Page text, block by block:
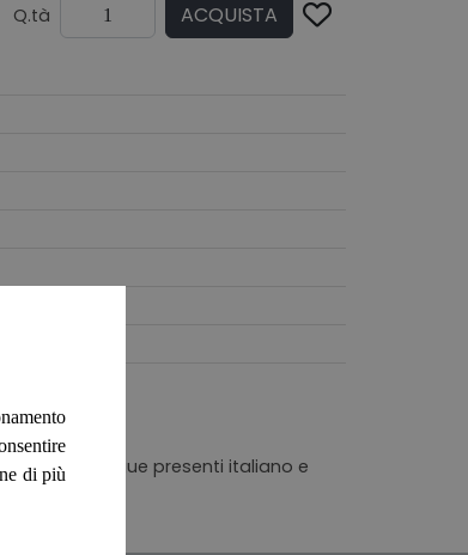
Q.tà ACQUISTA
stato. Lingue presenti italiano e
di più